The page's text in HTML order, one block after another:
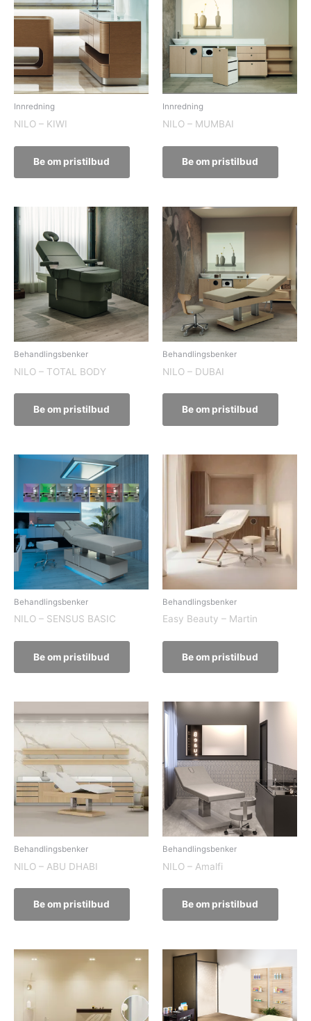
Innredning
NILO – KIWI
Be om pristilbud
Innredning
NILO – MUMBAI
Be om pristilbud
Behandlingsbenker
NILO – TOTAL BODY
Be om pristilbud
Behandlingsbenker
NILO – DUBAI
Be om pristilbud
Behandlingsbenker
NILO – SENSUS BASIC
Be om pristilbud
Behandlingsbenker
Easy Beauty – Martin
Be om pristilbud
Behandlingsbenker
NILO – ABU DHABI
Be om pristilbud
Behandlingsbenker
NILO – Amalfi
Be om pristilbud